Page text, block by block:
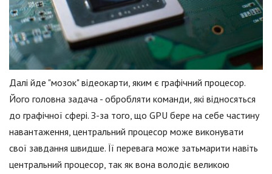
Далі йде "мозок" відеокарти, яким є графічний процесор.
Його головна задача - обробляти команди, які відносяться
до графічної сфері. З-за того, що GPU бере на себе частину
навантаження, центральний процесор може виконувати
свої завдання швидше. Її перевага може затьмарити навіть
центральний процесор, так як вона володіє великою